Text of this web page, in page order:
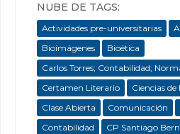
NUBE DE TAGS:
Actividades pre-universitarias
Bioimágenes
Bioética
Carlos Torres; Contabilidad;
Certamen Literario
Ciencias de
Clase Abierta
Comunicación
Contabilidad
CP Santiago